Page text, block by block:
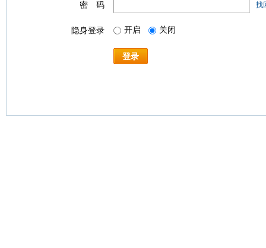
密 码 找
隐身登录 开启 关闭
登录